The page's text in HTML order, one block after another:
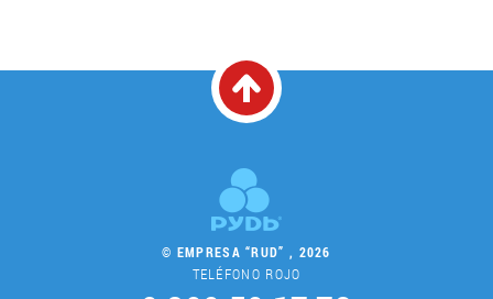
© EMPRESA “RUD” , 2026
TELÉFONO ROJO